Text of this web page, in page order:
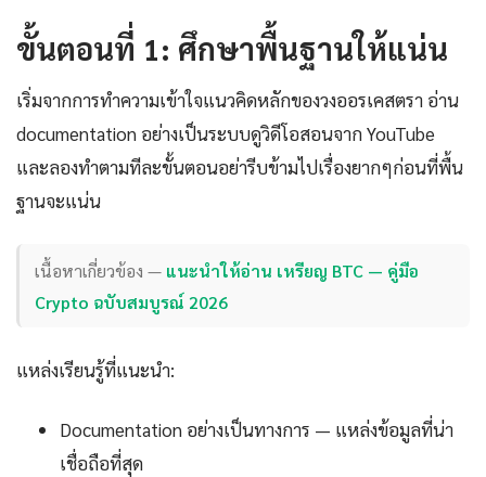
ขั้นตอนที่ 1: ศึกษาพื้นฐานให้แน่น
เริ่มจากการทำความเข้าใจแนวคิดหลักของวงออรเคสตรา อ่าน
documentation อย่างเป็นระบบดูวิดีโอสอนจาก YouTube
และลองทำตามทีละขั้นตอนอย่ารีบข้ามไปเรื่องยากๆก่อนที่พื้น
ฐานจะแน่น
เนื้อหาเกี่ยวข้อง — แนะนำให้อ่าน เหรียญ BTC — คู่มือ
Crypto ฉบับสมบูรณ์ 2026
แหล่งเรียนรู้ที่แนะนำ:
Documentation อย่างเป็นทางการ — แหล่งข้อมูลที่น่า
เชื่อถือที่สุด